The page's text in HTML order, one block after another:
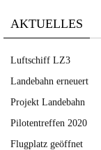
AKTUELLES
Luftschiff LZ3
Landebahn erneuert
Projekt Landebahn
Pilotentreffen 2020
Flugplatz geöffnet